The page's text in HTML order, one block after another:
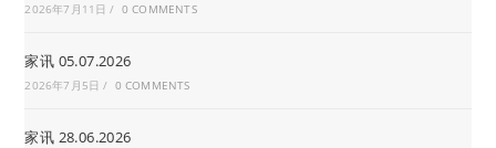
2026年7月11日 / 0 COMMENTS
家讯 05.07.2026
2026年7月5日 / 0 COMMENTS
家讯 28.06.2026